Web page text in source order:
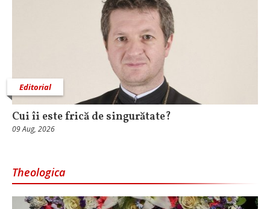
Editorial
Cui îi este frică de singurătate?
09 Aug, 2026
Theologica